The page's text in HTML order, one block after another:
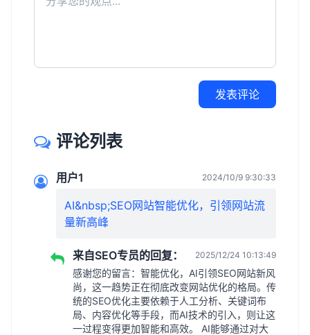
发表评论
评论列表
用户1 2024/10/9 9:30:33
AI&nbsp;SEO网站智能优化，引领网站流
量新高峰
来自SEO专员的回复： 2025/12/24 10:13:49
感谢您的留言：智能优化，AI引领SEO网站新风
尚，这一趋势正在彻底改变网站优化的格局。传
统的SEO优化主要依赖于人工分析、关键词布
局、内容优化等手段，而AI技术的引入，则让这
一过程变得更加智能和高效。 AI能够通过对大